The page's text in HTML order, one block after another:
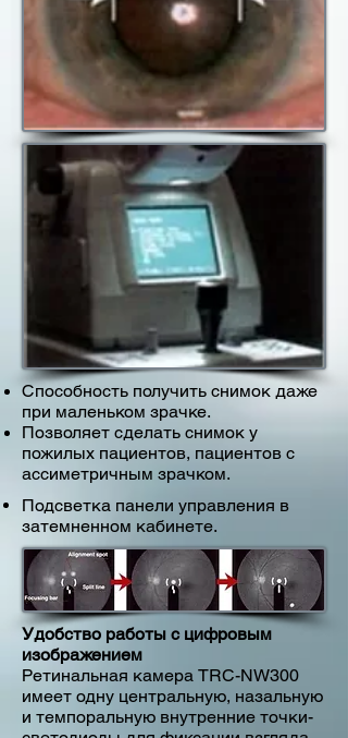
Способность получить снимок даже
при маленьком зрачке.
Позволяет сделать снимок у
пожилых пациентов, пациентов с
ассиметричным зрачком.
Подсветка панели управления в
затемненном кабинете.
Удобство работы с цифровым
изображением
Ретинальная камера TRC-NW300
имеет одну центральную, назальную
и темпоральную внутренние точки-